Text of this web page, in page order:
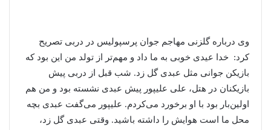
وی درباره گلزنی مهاجم جوان پرسپولیس در دربی تصریح
کرد: خدا عیدی خوبی به ما داد و مهم‌تر از تولد من این بود که
بازیکن جوانی مثل عبدی گل زد. شب قبل از دربی پیش
بازیکنان در هتل، علی علیپور پیش عبدی نشسته بود و من هم
اولین‌بار بود با او برخورد می‌کردم. علیپور می‌گفت عبدی بچه
محل ما است هوایش را داشته باشید. وقتی عبدی گل زد،